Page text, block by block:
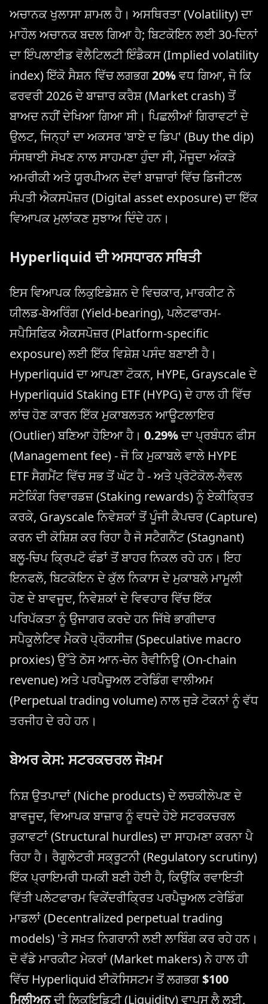
ਅਚਾਨਕ ਖੁਲਾਸਾ ਸ਼ਾਮਲ ਹੈ। ਅਸਥਿਰਤਾ (Volatility) ਦਾ
ਮਾਹੌਲ ਅਚਾਨਕ ਬਦਲ ਗਿਆ ਹੈ; ਬਿਟਕੋਇਨ ਲਈ 30-ਦਿਨਾਂ
ਦਾ ਇੰਪਲਾਈਡ ਵੋਲੈਟਿਲਟੀ ਇੰਡੈਕਸ (Implied volatility
index) ਇੱਕੋ ਸੈਸ਼ਨ ਵਿੱਚ ਲਗਭਗ20%ਵਧ ਗਿਆ, ਜੋ ਕਿ
ਫਰਵਰੀ 2026 ਦੇ ਬਾਜ਼ਾਰ ਕਰੈਸ਼ (Market crash) ਤੋਂ
ਬਾਅਦ ਨਹੀਂ ਦੇਖਿਆ ਗਿਆ ਸੀ। ਪਿਛਲੀਆਂ ਗਿਰਾਵਟਾਂ ਦੇ
ਉਲਟ, ਜਿਨ੍ਹਾਂ ਦਾ ਅਕਸਰ 'ਬਾਏ ਦ ਡਿਪ' (Buy the dip)
ਸੰਸਥਾਈ ਸੋਖਣ ਨਾਲ ਸਾਹਮਣਾ ਹੁੰਦਾ ਸੀ, ਮੌਜੂਦਾ ਅੰਕੜੇ
ਅਮਰੀਕੀ ਅਤੇ ਯੂਰਪੀਅਨ ਦੋਵਾਂ ਬਾਜ਼ਾਰਾਂ ਵਿੱਚ ਡਿਜੀਟਲ
ਸੰਪਤੀ ਐਕਸਪੋਜ਼ਰ (Digital asset exposure) ਦਾ ਇੱਕ
ਵਿਆਪਕ ਮੁਲਾਂਕਣ ਸੁਝਾਅ ਦਿੰਦੇ ਹਨ।
Hyperliquid ਦੀ ਅਸਧਾਰਨ ਸਥਿਤੀ
ਇਸ ਵਿਆਪਕ ਲਿਕੁਇਡੇਸ਼ਨ ਦੇ ਵਿਚਕਾਰ, ਮਾਰਕੀਟ ਨੇ
ਯੀਲਡ-ਬੇਅਰਿੰਗ (Yield-bearing), ਪਲੇਟਫਾਰਮ-
ਸਪੈਸਿਫਿਕ ਐਕਸਪੋਜ਼ਰ (Platform-specific
exposure) ਲਈ ਇੱਕ ਵਿਸ਼ੇਸ਼ ਪਸੰਦ ਬਣਾਈ ਹੈ।
Hyperliquid ਦਾ ਆਪਣਾ ਟੋਕਨ, HYPE, Grayscale ਦੇ
Hyperliquid Staking ETF (HYPG) ਦੇ ਹਾਲ ਹੀ ਵਿੱਚ
ਲਾਂਚ ਹੋਣ ਕਾਰਨ ਇੱਕ ਮੁਕਾਬਲਤਨ ਆਊਟਲਾਇਰ
(Outlier) ਬਣਿਆ ਹੋਇਆ ਹੈ। 0.29%ਦਾ ਪ੍ਰਬੰਧਨ ਫੀਸ
(Management fee) - ਜੋ ਕਿ ਮੁਕਾਬਲੇ ਵਾਲੇ HYPE
ETF ਸੈਗਮੈਂਟ ਵਿੱਚ ਸਭ ਤੋਂ ਘੱਟ ਹੈ - ਅਤੇ ਪ੍ਰੋਟੋਕੋਲ-ਲੈਵਲ
ਸਟੇਕਿੰਗ ਰਿਵਾਰਡਜ਼ (Staking rewards) ਨੂੰ ਏਕੀਕ੍ਰਿਤ
ਕਰਕੇ, Grayscale ਨਿਵੇਸ਼ਕਾਂ ਤੋਂ ਪੂੰਜੀ ਕੈਪਚਰ (Capture)
ਕਰਨ ਦੀ ਕੋਸ਼ਿਸ਼ ਕਰ ਰਿਹਾ ਹੈ ਜੋ ਸਟੈਗਨੈਂਟ (Stagnant)
ਬਲੂ-ਚਿਪ ਕ੍ਰਿਪਟੋ ਫੰਡਾਂ ਤੋਂ ਬਾਹਰ ਨਿਕਲ ਰਹੇ ਹਨ। ਇਹ
ਇਨਫਲੋ, ਬਿਟਕੋਇਨ ਦੇ ਕੁੱਲ ਨਿਕਾਸ ਦੇ ਮੁਕਾਬਲੇ ਮਾਮੂਲੀ
ਹੋਣ ਦੇ ਬਾਵਜੂਦ, ਨਿਵੇਸ਼ਕਾਂ ਦੇ ਵਿਵਹਾਰ ਵਿੱਚ ਇੱਕ
ਪਰਿਪੱਕਤਾ ਨੂੰ ਉਜਾਗਰ ਕਰਦੇ ਹਨ ਜਿੱਥੇ ਭਾਗੀਦਾਰ
ਸਪੈਕੂਲੇਟਿਵ ਮੈਕਰੋ ਪ੍ਰੌਕਸੀਜ਼ (Speculative macro
proxies) ਉੱਤੇ ਠੋਸ ਆਨ-ਚੇਨ ਰੈਵੀਨਿਊ (On-chain
revenue) ਅਤੇ ਪਰਪੈਚੂਅਲ ਟਰੇਡਿੰਗ ਵਾਲੀਅਮ
(Perpetual trading volume) ਨਾਲ ਜੁੜੇ ਟੋਕਨਾਂ ਨੂੰ ਵੱਧ
ਤਰਜੀਹ ਦੇ ਰਹੇ ਹਨ।
ਬੇਅਰ ਕੇਸ: ਸਟਰਕਚਰਲ ਜੋਖ਼ਮ
ਨਿਸ਼ ਉਤਪਾਦਾਂ (Niche products) ਦੇ ਲਚਕੀਲੇਪਣ ਦੇ
ਬਾਵਜੂਦ, ਵਿਆਪਕ ਬਾਜ਼ਾਰ ਨੂੰ ਵਧਦੇ ਹੋਏ ਸਟਰਕਚਰਲ
ਰੁਕਾਵਟਾਂ (Structural hurdles) ਦਾ ਸਾਹਮਣਾ ਕਰਨਾ ਪੈ
ਰਿਹਾ ਹੈ। ਰੈਗੂਲੇਟਰੀ ਸਕ੍ਰੂਟਨੀ (Regulatory scrutiny)
ਇੱਕ ਪ੍ਰਾਇਮਰੀ ਧਮਕੀ ਬਣੀ ਹੋਈ ਹੈ, ਕਿਉਂਕਿ ਰਵਾਇਤੀ
ਵਿੱਤੀ ਪਲੇਟਫਾਰਮ ਵਿਕੇਂਦਰੀਕ੍ਰਿਤ ਪਰਪੈਚੂਅਲ ਟਰੇਡਿੰਗ
ਮਾਡਲਾਂ (Decentralized perpetual trading
models) 'ਤੇ ਸਖ਼ਤ ਨਿਗਰਾਨੀ ਲਈ ਲਾਬਿੰਗ ਕਰ ਰਹੇ ਹਨ।
ਦੋ ਵੱਡੇ ਮਾਰਕੀਟ ਮੇਕਰਾਂ (Market makers) ਨੇ ਹਾਲ ਹੀ
ਵਿੱਚ Hyperliquid ਈਕੋਸਿਸਟਮ ਤੋਂ ਲਗਭਗ$100
ਮਿਲੀਅਨਦੀ ਲਿਕੁਇਡਿਟੀ (Liquidity) ਵਾਪਸ ਲੈ ਲਈ,